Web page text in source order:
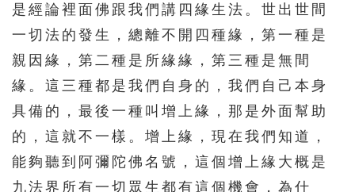
是經論裡面佛跟我們講四緣生法。世出世間
一切法的發生，總離不開四種緣，第一種是
親因緣，第二種是所緣緣，第三種是無間
緣。這三種都是我們自身的，我們自己本身
具備的，最後一種叫增上緣，那是外面幫助
的，這就不一樣。增上緣，現在我們知道，
能夠聽到阿彌陀佛名號，這個增上緣大概是
九法界所有一切眾生都有這個機會，為什